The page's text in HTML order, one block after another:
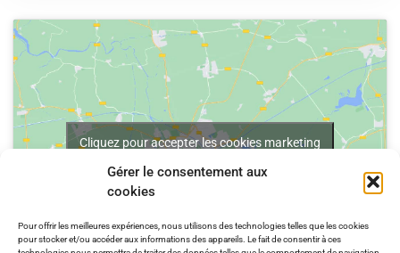
Gérer le consentement aux
cookies
Pour offrir les meilleures expériences, nous utilisons des technologies telles que les cookies
pour stocker et/ou accéder aux informations des appareils. Le fait de consentir à ces
Cliquez pour accepter les cookies marketing
et activer ce contenu